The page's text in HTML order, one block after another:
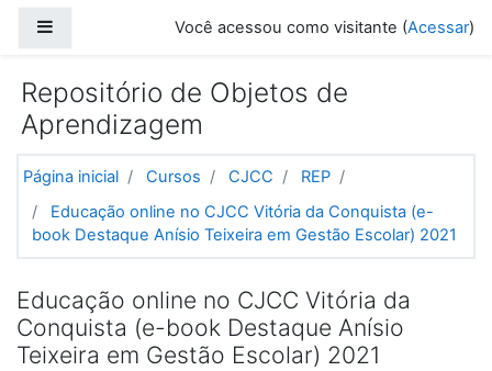
Você acessou como visitante (Acessar)
Repositório de Objetos de
Aprendizagem
Página inicial Cursos CJCC
REP
Educação online no CJCC Vitória da Conquista (e-
book Destaque Anísio Teixeira em Gestão Escolar) 2021
Educação online no CJCC Vitória da
Conquista (e-book Destaque Anísio
Teixeira em Gestão Escolar) 2021